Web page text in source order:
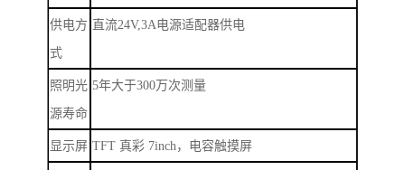
供电方
式
直流24V,3A电源适配器供电
照明光
源寿命
5年大于300万次测量
显示屏 TFT真彩 7inch ，电容触摸屏